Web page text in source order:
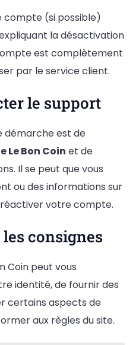
(si possible)
la désactivation
est complètement
par le service client.
le support
démarche est de
Le Bon Coin et de
Il se peut que vous
ou des informations sur
votre compte.
consignes
Coin peut vous
identité, de fournir des
certains aspects de
aux règles du site.